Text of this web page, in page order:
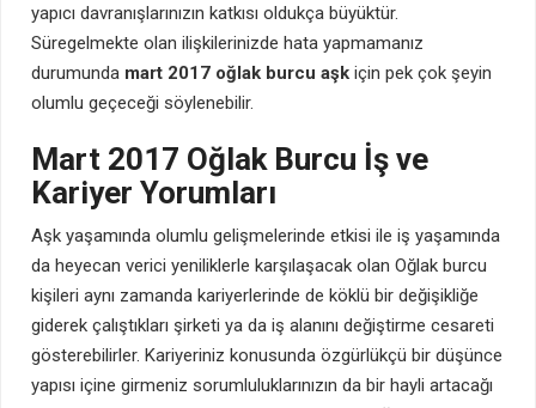
yapıcı davranışlarınızın katkısı oldukça büyüktür.
Süregelmekte olan ilişkilerinizde hata yapmamanız
durumunda mart 2017 oğlak burcu aşk için pek çok şeyin
olumlu geçeceği söylenebilir.
Mart 2017 Oğlak Burcu İş ve
Kariyer Yorumları
Aşk yaşamında olumlu gelişmelerinde etkisi ile iş yaşamında
da heyecan verici yeniliklerle karşılaşacak olan Oğlak burcu
kişileri aynı zamanda kariyerlerinde de köklü bir değişikliğe
giderek çalıştıkları şirketi ya da iş alanını değiştirme cesareti
gösterebilirler. Kariyeriniz konusunda özgürlükçü bir düşünce
yapısı içine girmeniz sorumluluklarınızın da bir hayli artacağı